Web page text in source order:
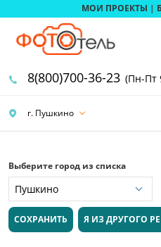
МОИ ПРОЕКТЫ |
г. Пушкино
8(800)700-36-23 (Пн-Пт
Выберите город из списка
СОХРАНИТЬ Я ИЗ ДРУГОГО